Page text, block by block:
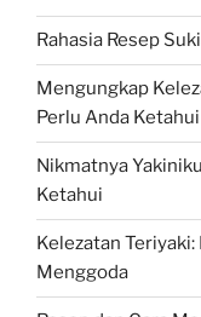
Rahasia Resep
Mengungkap
Perlu Anda Ketahui
Nikmatnya
Ketahui
Kelezatan Teriyaki:
Menggoda